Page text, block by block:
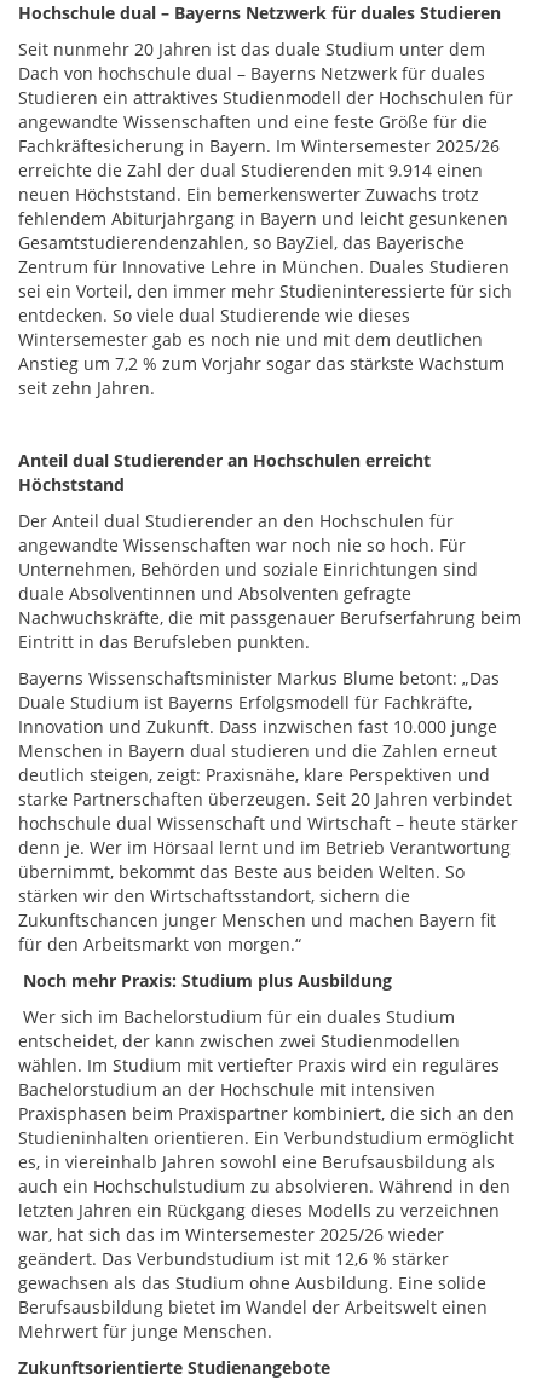
Hochschule dual – Bayerns Netzwerk für duales Studieren
Seit nunmehr 20 Jahren ist das duale Studium unter dem
Dach von hochschule dual – Bayerns Netzwerk für duales
Studieren ein attraktives Studienmodell der Hochschulen für
angewandte Wissenschaften und eine feste Größe für die
Fachkräftesicherung in Bayern. Im Wintersemester 2025/26
erreichte die Zahl der dual Studierenden mit 9.914 einen
neuen Höchststand. Ein bemerkenswerter Zuwachs trotz
fehlendem Abiturjahrgang in Bayern und leicht gesunkenen
Gesamtstudierendenzahlen, so BayZiel, das Bayerische
Zentrum für Innovative Lehre in München. Duales Studieren
sei ein Vorteil, den immer mehr Studieninteressierte für sich
entdecken. So viele dual Studierende wie dieses
Wintersemester gab es noch nie und mit dem deutlichen
Anstieg um 7,2 % zum Vorjahr sogar das stärkste Wachstum
seit zehn Jahren.
Anteil dual Studierender an Hochschulen erreicht
Höchststand
Der Anteil dual Studierender an den Hochschulen für
angewandte Wissenschaften war noch nie so hoch. Für
Unternehmen, Behörden und soziale Einrichtungen sind
duale Absolventinnen und Absolventen gefragte
Nachwuchskräfte, die mit passgenauer Berufserfahrung beim
Eintritt in das Berufsleben punkten.
Bayerns Wissenschaftsminister Markus Blume betont: „Das
Duale Studium ist Bayerns Erfolgsmodell für Fachkräfte,
Innovation und Zukunft. Dass inzwischen fast 10.000 junge
Menschen in Bayern dual studieren und die Zahlen erneut
deutlich steigen, zeigt: Praxisnähe, klare Perspektiven und
starke Partnerschaften überzeugen. Seit 20 Jahren verbindet
hochschule dual Wissenschaft und Wirtschaft – heute stärker
denn je. Wer im Hörsaal lernt und im Betrieb Verantwortung
übernimmt, bekommt das Beste aus beiden Welten. So
stärken wir den Wirtschaftsstandort, sichern die
Zukunftschancen junger Menschen und machen Bayern fit
für den Arbeitsmarkt von morgen.“
Noch mehr Praxis: Studium plus Ausbildung
Wer sich im Bachelorstudium für ein duales Studium
entscheidet, der kann zwischen zwei Studienmodellen
wählen. Im Studium mit vertiefter Praxis wird ein reguläres
Bachelorstudium an der Hochschule mit intensiven
Praxisphasen beim Praxispartner kombiniert, die sich an den
Studieninhalten orientieren. Ein Verbundstudium ermöglicht
es, in viereinhalb Jahren sowohl eine Berufsausbildung als
auch ein Hochschulstudium zu absolvieren. Während in den
letzten Jahren ein Rückgang dieses Modells zu verzeichnen
war, hat sich das im Wintersemester 2025/26 wieder
geändert. Das Verbundstudium ist mit 12,6 % stärker
gewachsen als das Studium ohne Ausbildung. Eine solide
Berufsausbildung bietet im Wandel der Arbeitswelt einen
Mehrwert für junge Menschen.
Zukunftsorientierte Studienangebote